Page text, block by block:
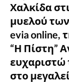
Χαλκίδα
μυελού
evia online,
“Η Πίστη”
ευχαριστώ
στο